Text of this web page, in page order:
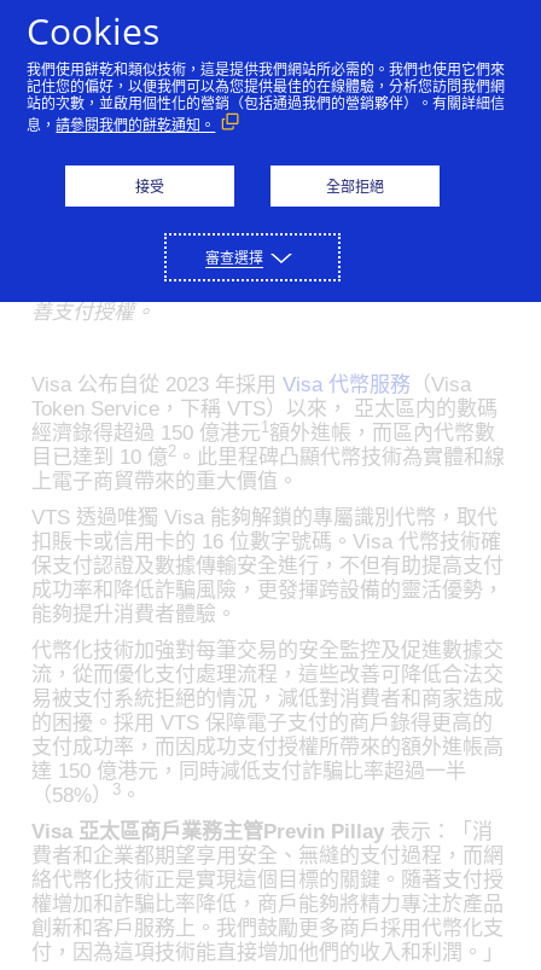
Visa 代幣化技術為亞太區
電子商貿帶來超過 150 億
港元額外進帳
隨著電子交易日漸普及， Visa 代幣服務除了可為消
費者帶來更流暢的付款體驗、更可降低詐騙風險及改
善支付授權。
Visa 公布自從 2023 年採用Visa 代幣服務 （Visa
Token Service，下稱 VTS）以來， 亞太區内的數碼
經濟錄得超過 150 億港元1 額外進帳，而區內代幣數
目已達到 10 億2 。此里程碑凸顯代幣技術為實體和線
上電子商貿帶來的重大價值。
VTS 透過唯獨 Visa 能夠解鎖的專屬識別代幣，取代
扣賬卡或信用卡的 16 位數字號碼。Visa 代幣技術確
保支付認證及數據傳輸安全進行，不但有助提高支付
成功率和降低詐騙風險，更發揮跨設備的靈活優勢，
能夠提升消費者體驗。
代幣化技術加強對每筆交易的安全監控及促進數據交
流，從而優化支付處理流程，這些改善可降低合法交
易被支付系統拒絕的情況，減低對消費者和商家造成
的困擾。採用 VTS 保障電子支付的商戶錄得更高的
支付成功率，而因成功支付授權所帶來的額外進帳高
達 150 億港元，同時減低支付詐騙比率超過一半
（58%）
3 。
Visa 亞太區商戶業務主管Previn Pillay 表示：「消
費者和企業都期望享用安全、無縫的支付過程，而網
絡代幣化技術正是實現這個目標的關鍵。隨著支付授
權增加和詐騙比率降低，商戶能夠將精力專注於產品
創新和客戶服務上。我們鼓勵更多商戶採用代幣化支
付，因為這項技術能直接增加他們的收入和利潤。」
Cookies
我們使用餅乾和類似技術，這是提供我們網站所必需的。我們也使用它們來
記住您的偏好，以便我們可以為您提供最佳的在線體驗，分析您訪問我們網
站的次數，並啟用個性化的營銷（包括通過我們的營銷夥伴）。有關詳細信
息，請參閱我們的餅乾通知。
接受 全部拒絕
審查選擇